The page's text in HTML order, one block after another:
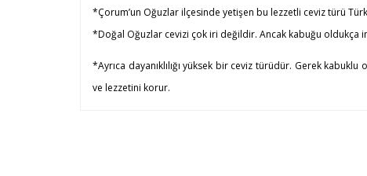
*Çorum’un Oğuzlar ilçesinde yetişen bu lezzetli ceviz türü
*Doğal Oğuzlar cevizi çok iri değildir. Ancak kabuğu oldukça
*Ayrıca dayanıklılığı yüksek bir ceviz türüdür. Gerek
ve lezzetini korur.